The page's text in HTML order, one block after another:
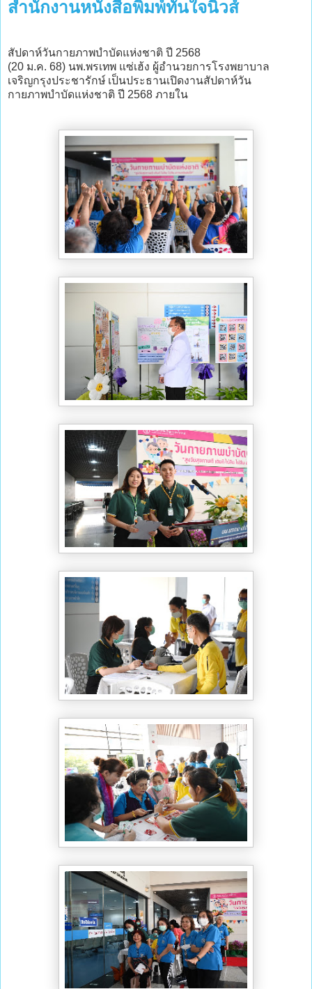
สำนักงานหนังสือพิมพ์ทันใจนิวส์
สัปดาห์วันกายภาพบำบัดแห่งชาติ ปี 2568
(20 ม.ค. 68) นพ.พรเทพ แซ่เฮ้ง ผู้อำนวยการโรงพยาบาล
เจริญกรุงประชารักษ์ เป็นประธานเปิดงานสัปดาห์วัน
กายภาพบำบัดแห่งชาติ ปี 2568 ภายใน